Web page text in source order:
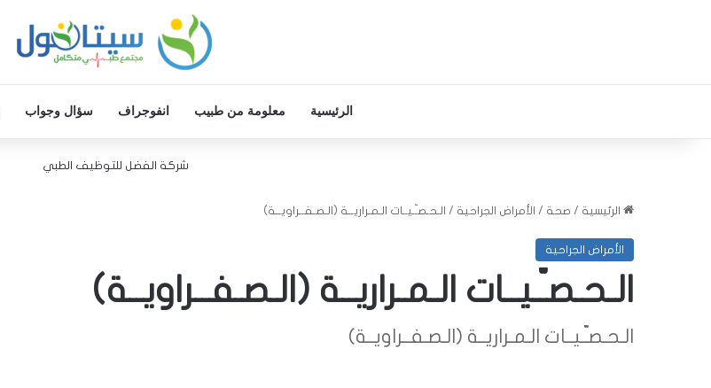
الرئيسية معلومة من طبيب انفوجراف سؤال وجواب
شركة الفضل للتوظيف الطبي
الرئيسية / صحة / الأمراض الجراحية / الـحـصـّـيــات الـمـراريــة (الـصـفــراويــة)
الأمراض الجراحية
الـحـصـّـيــات الـمـراريــة (الـصـفــراويــة)
الـحـصـّـيــات الـمـراريــة (الـصـفــراويــة)